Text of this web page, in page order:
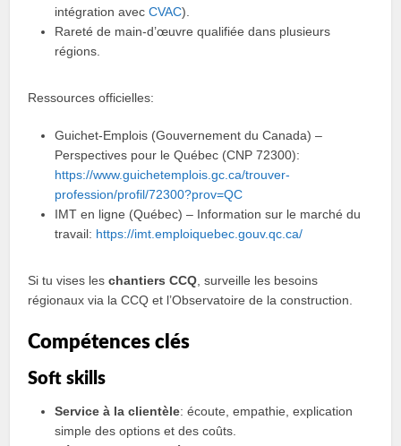
intégration avecCVAC).
Rareté de main-d’œuvre qualifiée dans plusieurs
régions.
Ressources officielles:
Guichet-Emplois (Gouvernement du Canada) –
Perspectives pour le Québec (CNP 72300):
https://www.guichetemplois.gc.ca/trouver-
profession/profil/72300?prov=QC
IMT en ligne (Québec) – Information sur le marché du
travail: https://imt.emploiquebec.gouv.qc.ca/
Si tu vises leschantiers CCQ , surveille les besoins
régionaux via la CCQ et l’Observatoire de la construction.
Compétences clés
Soft skills
Service à la clientèle: écoute, empathie, explication
simple des options et des coûts.